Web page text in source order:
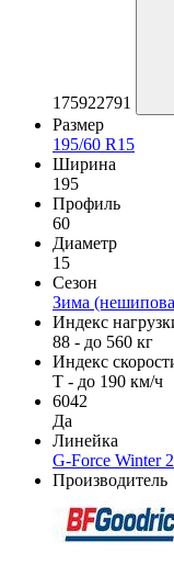
175922791
Размер
195/60 R15
Ширина
195
Профиль
60
Диаметр
15
Сезон
Зима
Индекс
88 - до 560 кг
Индекс
T - до 190 км/ч
6042
Да
Линейка
G-Force Winter 2
Производитель